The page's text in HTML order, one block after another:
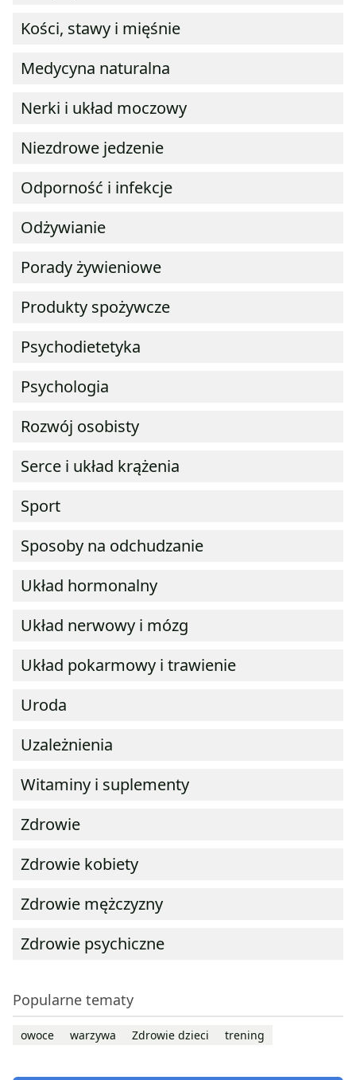
Kości, stawy i mięśnie
Medycyna naturalna
Nerki i układ moczowy
Niezdrowe jedzenie
Odporność i infekcje
Odżywianie
Porady żywieniowe
Produkty spożywcze
Psychodietetyka
Psychologia
Rozwój osobisty
Serce i układ krążenia
Sport
Sposoby na odchudzanie
Układ hormonalny
Układ nerwowy i mózg
Układ pokarmowy i trawienie
Uroda
Uzależnienia
Witaminy i suplementy
Zdrowie
Zdrowie kobiety
Zdrowie mężczyzny
Zdrowie psychiczne
Popularne tematy
owoce warzywa Zdrowie dzieci trening